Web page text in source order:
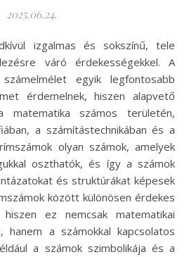
2025.06.24.
váró érdekességekkel. A
egyik legfontosabb
érdemelnek, hiszen alapvető
matematika számos területén,
a számítástechnikában és a
olyan számok, amelyek
oszthatók, és így a számok
és struktúrákat képesek
között különösen érdekes
ez nemcsak matematikai
hanem a számokkal kapcsolatos
a számok szimbolikája és a